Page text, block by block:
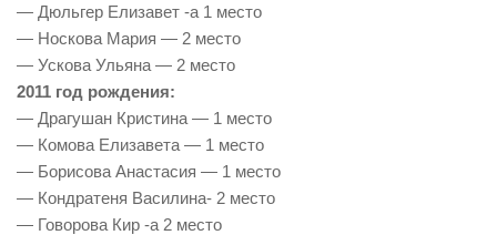
— Дюльгер Елизавет -а 1 место
— Носкова Мария — 2 место
— Ускова Ульяна — 2 место
2011 год рождения:
— Драгушан Кристина — 1 место
— Комова Елизавета — 1 место
— Борисова Анастасия — 1 место
— Кондратеня Василина- 2 место
— Говорова Кир -а 2 место